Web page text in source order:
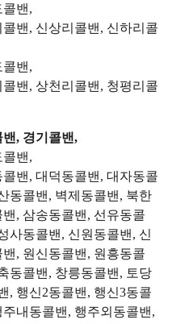
밴,
밴, 신상리콜밴, 신하리콜
밴,
밴, 상천리콜밴, 청평리콜
, 경기콜밴,
밴,
밴, 대덕동콜밴, 대자동콜
동콜밴, 벽제동콜밴, 북한
, 삼송동콜밴, 선유동콜
사동콜밴, 신원동콜밴, 신
, 원신동콜밴, 원흥동콜
동콜밴, 창릉동콜밴, 토당
, 행신2동콜밴, 행신3동콜
내동콜밴, 행주외동콜밴,